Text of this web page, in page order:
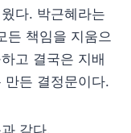
다. 박근혜라는
든 책임을 지움으
고 결국은 지배
만든 결정문이다.
같다.